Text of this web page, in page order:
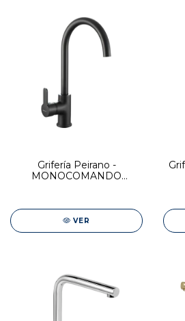
Grifería Peirano -
MONOCOMANDO
VER